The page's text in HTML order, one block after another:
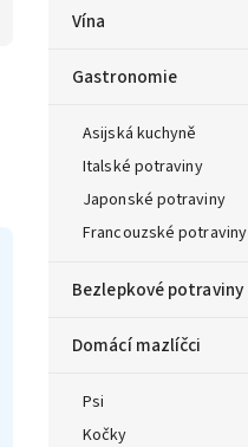
Vína
Gastronomie
Asijská kuchyně
Italské potraviny
Japonské potraviny
Francouzské potraviny
Bezlepkové potraviny
Domácí mazlíčci
Psi
Kočky